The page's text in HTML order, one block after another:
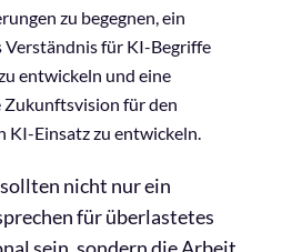
zu begegnen, ein
Verständnis für KI-Begriffe
entwickeln und eine
Zukunftsvision für den
KI-Einsatz zu entwickeln.
nicht nur ein
für überlastetes